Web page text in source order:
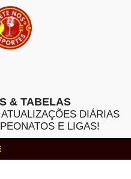
& TABELAS
DIÁRIAS
E LIGAS!